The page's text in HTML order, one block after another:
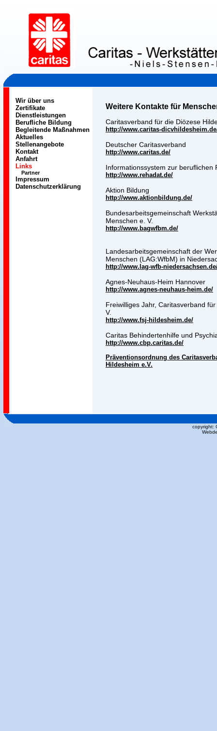
Wir über uns
Zertifikate
Dienstleistungen
Berufliche Bildung
Begleitende Maßnahmen
Aktuelles
Stellenangebote
Kontakt
Anfahrt
Links
Partner
Impressum
Datenschutzerklärung
Weitere Kontakte für
Caritasverband für die Diözese
http://www.caritas-
Deutscher Caritasverband
http://www.caritas.de/
Informationssystem zur beruflichen
http://www.rehadat.de/
Aktion Bildung
http://www.aktionbildung.de/
Bundesarbeitsgemeinschaft
Menschen e. V.
http://www.bagwfbm.de/
Landesarbeitsgemeinschaft der
Menschen (LAG:WfbM) in
http://www.lag-wfb-
Agnes-Neuhaus-Heim Hannover
http://www.agnes-neuhaus-heim.de/
Freiwilliges Jahr, Caritasverband
V.
http://www.fsj-hildesheim.de/
Caritas Behindertenhilfe und
http://www.cbp.caritas.de/
Präventionsordnung des
Hildesheim e.V.
copyright: